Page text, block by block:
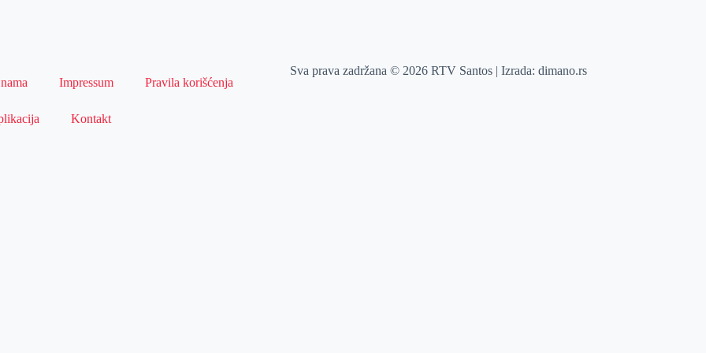
Impressum Pravila korišćenja
Kontakt
Sva prava zadržana © 2026 RTV Santos | Izrada:dimano.rs